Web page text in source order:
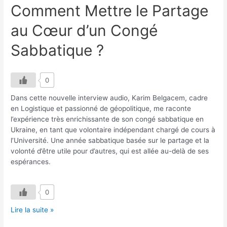
Comment Mettre le Partage
au Cœur d’un Congé
Sabbatique ?
0
Dans cette nouvelle interview audio, Karim Belgacem, cadre
en Logistique et passionné de géopolitique, me raconte
l’expérience très enrichissante de son congé sabbatique en
Ukraine, en tant que volontaire indépendant chargé de cours à
l’Université. Une année sabbatique basée sur le partage et la
volonté d’être utile pour d’autres, qui est allée au-delà de ses
espérances.
0
Interview
Lire la suite »